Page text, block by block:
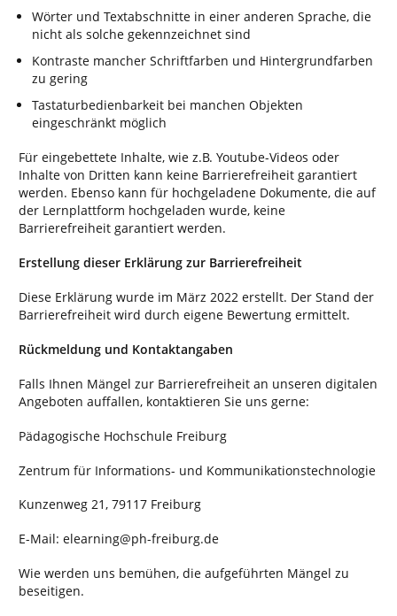
Wörter und Textabschnitte in einer anderen Sprache, die
nicht als solche gekennzeichnet sind
Kontraste mancher Schriftfarben und Hintergrundfarben
zu gering
Tastaturbedienbarkeit bei manchen Objekten
eingeschränkt möglich
Für eingebettete Inhalte, wie z.B. Youtube-Videos oder
Inhalte von Dritten kann keine Barrierefreiheit garantiert
werden. Ebenso kann für hochgeladene Dokumente, die auf
der Lernplattform hochgeladen wurde, keine
Barrierefreiheit garantiert werden.
Erstellung dieser Erklärung zur Barrierefreiheit
Diese Erklärung wurde im März 2022 erstellt. Der Stand der
Barrierefreiheit wird durch eigene Bewertung ermittelt.
Rückmeldung und Kontaktangaben
Falls Ihnen Mängel zur Barrierefreiheit an unseren digitalen
Angeboten auffallen, kontaktieren Sie uns gerne:
Pädagogische Hochschule Freiburg
Zentrum für Informations- und Kommunikationstechnologie
Kunzenweg 21, 79117 Freiburg
E-Mail: elearning@ph-freiburg.de
Wie werden uns bemühen, die aufgeführten Mängel zu
beseitigen.